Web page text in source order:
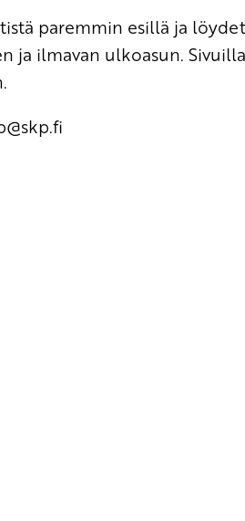
paremmin esillä ja
ja ilmavan ulkoasun.
@skp.fi